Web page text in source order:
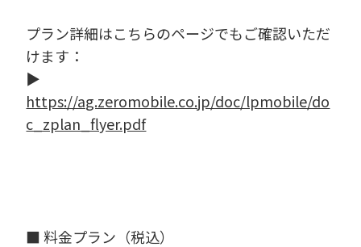
プラン詳細はこちらのページでもご確認いただ
けます：
▶︎
https://ag.zeromobile.co.jp/doc/lpmobile/do
c_zplan_flyer.pdf
■ 料金プラン（税込）